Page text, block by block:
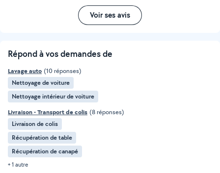
Voir ses avis
Répond à vos demandes de
Lavage auto (10 réponses)
Nettoyage de voiture
Nettoyage intérieur de voiture
Livraison - Transport de colis (8 réponses)
Livraison de colis
Récupération de table
Récupération de canapé
+ 1 autre